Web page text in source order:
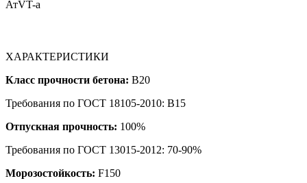
АтVT-a
ХАРАКТЕРИСТИКИ
Класс прочности бетона: B20
Требования по ГОСТ 18105-2010: B15
Отпускная прочность: 100%
Требования по ГОСТ 13015-2012: 70-90%
Морозостойкость: F150